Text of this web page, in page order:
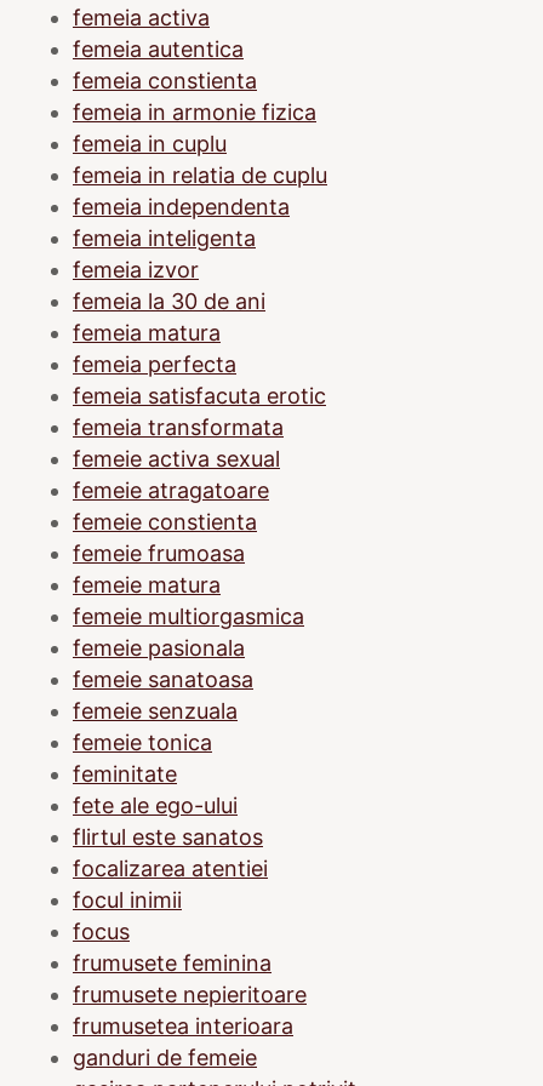
femeia activa
femeia autentica
femeia constienta
femeia in armonie fizica
femeia in cuplu
femeia in relatia de cuplu
femeia independenta
femeia inteligenta
femeia izvor
femeia la 30 de ani
femeia matura
femeia perfecta
femeia satisfacuta erotic
femeia transformata
femeie activa sexual
femeie atragatoare
femeie constienta
femeie frumoasa
femeie matura
femeie multiorgasmica
femeie pasionala
femeie sanatoasa
femeie senzuala
femeie tonica
feminitate
fete ale ego-ului
flirtul este sanatos
focalizarea atentiei
focul inimii
focus
frumusete feminina
frumusete nepieritoare
frumusetea interioara
ganduri de femeie